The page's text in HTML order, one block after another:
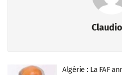
Algérie : La FAF